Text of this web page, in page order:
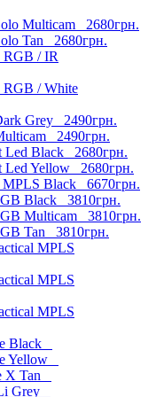
Multicam 2680грн.
Tan 2680грн.
RGB / IR
RGB / White
Grey 2490грн.
2490грн.
Led Black 2680грн.
Led Yellow 2680грн.
MPLS Black 6670грн.
Black 3810грн.
Multicam 3810грн.
Tan 3810грн.
MPLS
MPLS
MPLS
Black
Yellow
X Tan
Grey